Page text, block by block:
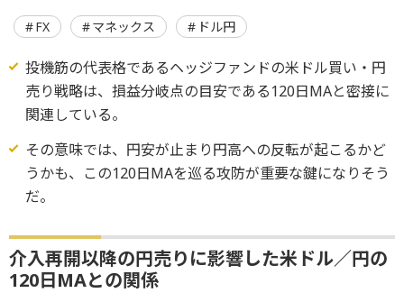
FX マネックス ドル円
投機筋の代表格であるヘッジファンドの米ドル買い・円
売り戦略は、損益分岐点の目安である120日MAと密接に
関連している。
その意味では、円安が止まり円高への反転が起こるかど
うかも、この120日MAを巡る攻防が重要な鍵になりそう
だ。
介入再開以降の円売りに影響した米ドル／円の
120日MAとの関係